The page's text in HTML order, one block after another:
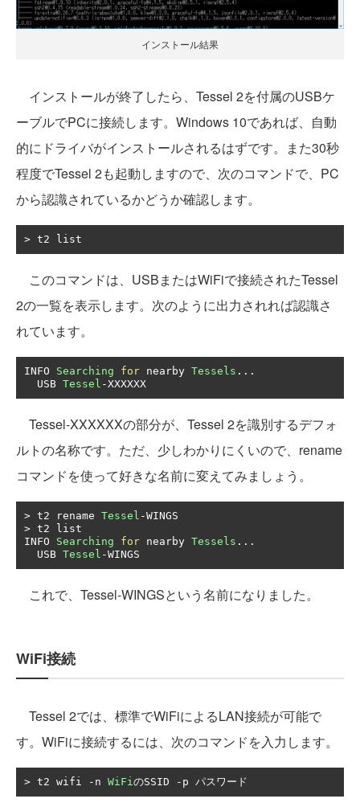
インストール結果
インストールが終了したら、Tessel 2を付属のUSBケ
ーブルでPCに接続します。Windows 10であれば、自動
的にドライバがインストールされるはずです。また30秒
程度でTessel 2も起動しますので、次のコマンドで、PC
から認識されているかどうか確認します。
> t2 list
このコマンドは、USBまたはWiFiで接続されたTessel
2の一覧を表示します。次のように出力されれば認識さ
れています。
INFO Searching for nearby Tessels ...
  USB
Tessel -XXXXXX
Tessel-XXXXXXの部分が、Tessel 2を識別するデフォ
ルトの名称です。ただ、少しわかりにくいので、rename
コマンドを使って好きな名前に変えてみましょう。
> t2 rename Tessel -
> t2 list
INFO Searching for nearby Tessels ...
  USB
Tessel -WINGS
これで、Tessel-WINGSという名前になりました。
WiFi接続
Tessel 2では、標準でWiFiによるLAN接続が可能で
す。WiFiに接続するには、次のコマンドを入力します。
> t2 wifi - n WiFi のSSID - p パスワード